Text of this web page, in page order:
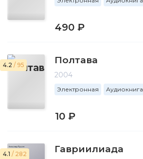
490 ₽
4.2 / 95 Полтава
2004
Электронная Аудиокнига
10 ₽
4.1 / 282 Гавриилиада